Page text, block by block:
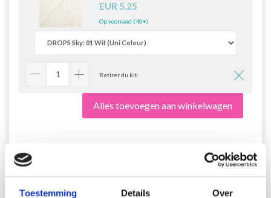
Toestemming Details Over
EUR 5.25
Op voorraad (40+)
Retirer du kit
Alles toevoegen aan winkelwagen
222-39 Summer Concerto by